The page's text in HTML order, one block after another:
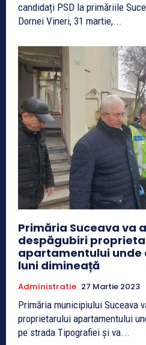
candidați PSD la primăriile
Dornei Vineri, 31 martie,...
Primăria Suceava va
despăgubiri
apartamentului unde
luni dimineață
Administratie 27 Martie 2023
Primăria municipiului Suceava
proprietarului apartamentului
pe strada Tipografiei și va...